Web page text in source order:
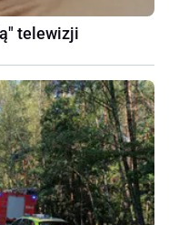
telewizji